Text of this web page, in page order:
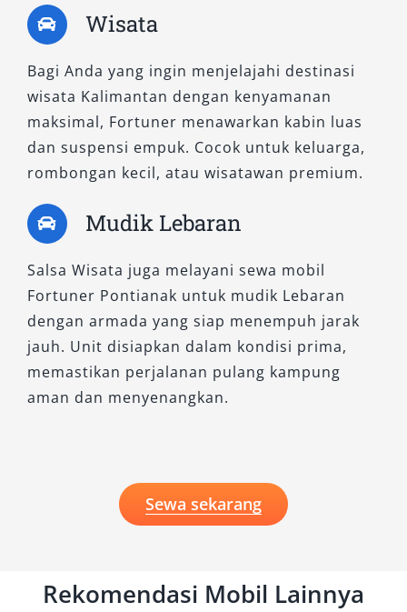
agresif menjadikan mobil ini pilihan favorit
untuk pelanggan yang ingin tampil beda.
VIP, maupun rental Fortuner Pontianak tipe
terbaru.
Dengan pilihan tipe yang lengkap, mulai dari
Fortuner 2.4 G hingga GR-S 4×4, Salsa Wisata
siap menjadi mitra transportasi Anda di
Pontianak dan sekitarnya. Apapun kebutuhan
ekspedisi lapangan—kami siap menyediakan
rental mobil Fortuner Pontianak yang tangguh,
aman, dan nyaman.
Hubungi Salsa Wisata sekarang juga untuk
mendapatkan penawaran terbaik dan
Wisata
Bagi Anda yang ingin menjelajahi destinasi
wisata Kalimantan dengan kenyamanan
maksimal, Fortuner menawarkan kabin luas
dan suspensi empuk. Cocok untuk keluarga,
rombongan kecil, atau wisatawan premium.
Mudik Lebaran
Salsa Wisata juga melayani sewa mobil
Fortuner Pontianak untuk mudik Lebaran
dengan armada yang siap menempuh jarak
jauh. Unit disiapkan dalam kondisi prima,
memastikan perjalanan pulang kampung
aman dan menyenangkan.
Sewa sekarang
Rekomendasi Mobil Lainnya